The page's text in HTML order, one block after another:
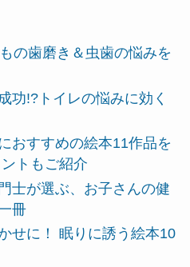
の歯磨き＆虫歯の悩みを
功!?トイレの悩みに効く
おすすめの絵本11作品を
トもご紹介
士が選ぶ、お子さんの健
冊
せに！ 眠りに誘う絵本10